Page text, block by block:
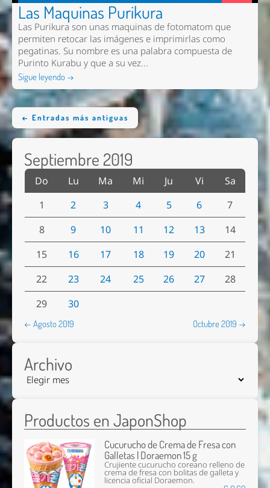
Las Maquinas Purikura
Las Purikura son unas maquinas de fotomatom que
permiten retocar las imágenes e imprimirlas como
pegatinas. Su nombre es una palabra compuesta de
Purinto Kurabu y que a su vez...
Sigue leyendo →
← Entradas más antiguas
Septiembre 2019
Do Lu Ma Mi Ju Vi
Sa
1
2 3 4 5 6
7
8
9 10 11 12 13
14
15
16 17 18 19 20
21
22
23 24 25 26 27
28
29
30
← Agosto 2019 Octubre 2019 →
Archivo
Productos en JaponShop
Cucurucho de Crema de Fresa con
Galletas | Doraemon 15 g
Crujiente cucurucho coreano relleno de
crema de fresa con bolitas de galleta y
licencia oficial Doraemon.